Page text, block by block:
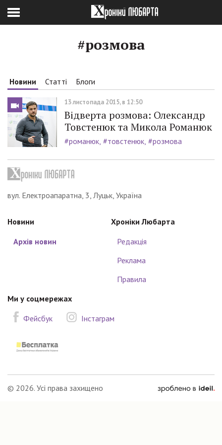
#розмова
Новини Статті Блоги
13 листопада 2015, в 12:50
Відверта розмова: Олександр
Товстенюк та Микола Романюк
#романюк #товстенюк #розмова
вул. Електроапаратна, 3, Луцьк, Україна
Новини
Архів новин
Хроніки Любарта
Редакція
Реклама
Правила
Ми у соцмережах
Фейсбук
Інстаграм
© 2026. Усі права захищено
зроблено